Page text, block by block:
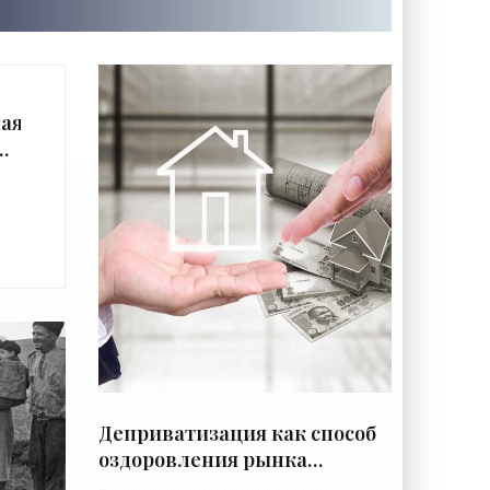
Деприватизация как способ
оздоровления рынка